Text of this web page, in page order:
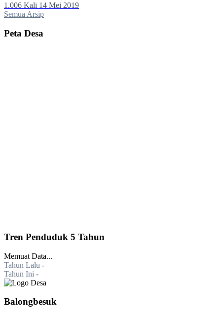
1.006 Kali 14 Mei 2019
Semua Arsip
Peta Desa
Tren Penduduk 5 Tahun
Memuat Data...
Tahun Lalu -
Tahun Ini -
Balongbesuk